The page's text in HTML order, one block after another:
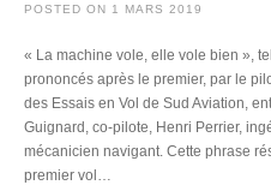
POSTED ON 1 MARS 2019
« La machine vole, elle vole bien »,
prononcés après le premier, par le
des Essais en Vol de Sud Aviation,
Guignard, co-pilote, Henri Perrier,
mécanicien navigant. Cette phrase
premier vol…